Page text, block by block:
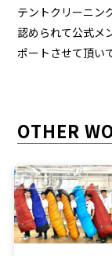
テントクリーニン
認められて公式メ
ポートさせて頂い
OTHER